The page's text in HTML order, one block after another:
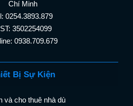
Chí Minh
0254.3893.879
3502254099
0938.709.679
Bị Sự Kiện
và cho thuê nhà dù